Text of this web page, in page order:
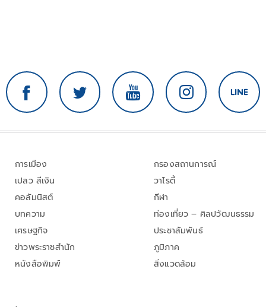
การเมือง
เปลว สีเงิน
คอลัมนิสต์
บทความ
เศรษฐกิจ
ข่าวพระราชสำนัก
หนังสือพิมพ์
กรองสถานการณ์
วาไรตี้
กีฬา
ท่องเที่ยว – ศิลปวัฒนธรรม
ประชาสัมพันธ์
ภูมิภาค
สิ่งแวดล้อม